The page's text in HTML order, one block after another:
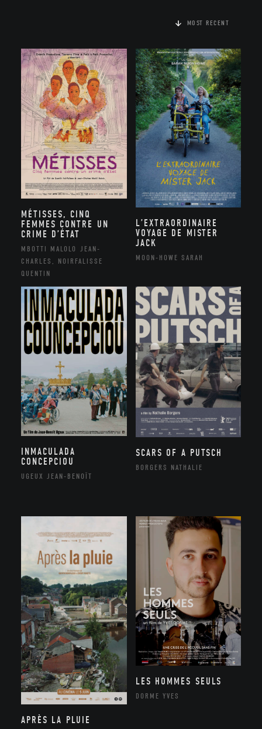
MOST RECENT
MÉTISSES, CINQ
FEMMES CONTRE UN
CRIME D’ÉTAT
MBOTTI MALOLO JEAN-
CHARLES, NOIRFALISSE
QUENTIN
L’EXTRAORDINAIRE
VOYAGE DE MISTER
JACK
MOON-HOWE SARAH
INMACULADA
CONCEPCIOU
UGEUX JEAN-BENOÎT
SCARS OF A PUTSCH
BORGERS NATHALIE
APRÈS LA PLUIE
LES HOMMES SEULS
DORME YVES